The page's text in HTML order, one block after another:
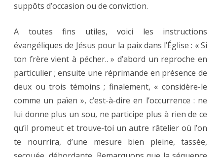
suppôts d’occasion ou de conviction.
A toutes fins utiles, voici les instructions
évangéliques de Jésus pour la paix dans l’Église : « Si
ton frère vient à pécher.. » d’abord un reproche en
particulier ; ensuite une réprimande en présence de
deux ou trois témoins ; finalement, « considère-le
comme un païen », c’est-à-dire en l’occurrence : ne
lui donne plus un sou, ne participe plus à rien de ce
qu’il promeut et trouve-toi un autre râtelier où l’on
te nourrira, d’une mesure bien pleine, tassée,